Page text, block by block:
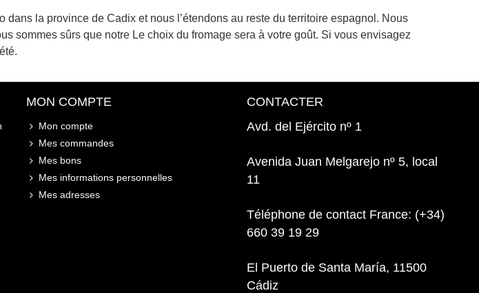
la province de Cadix et nous l’étendons au reste du territoire espagnol. Nous
sommes sûrs que notre Le choix du fromage sera à votre goût. Si vous envisagez
MON COMPTE
Mon compte
Mes commandes
Mes bons
Mes informations personnelles
Mes adresses
CONTACTER
Avd. del Ejército nº 1
Avenida Juan Melgarejo nº 5, local
11
Téléphone de contact France: (+34)
660 39 19 29
El Puerto de Santa María, 11500
Cádiz